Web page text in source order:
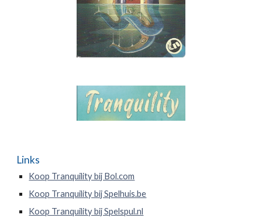
Links
Koop Tranquility bij Bol.com
Koop Tranquility bij Spelhuis.be
Koop Tranquility bij Spelspul.nl